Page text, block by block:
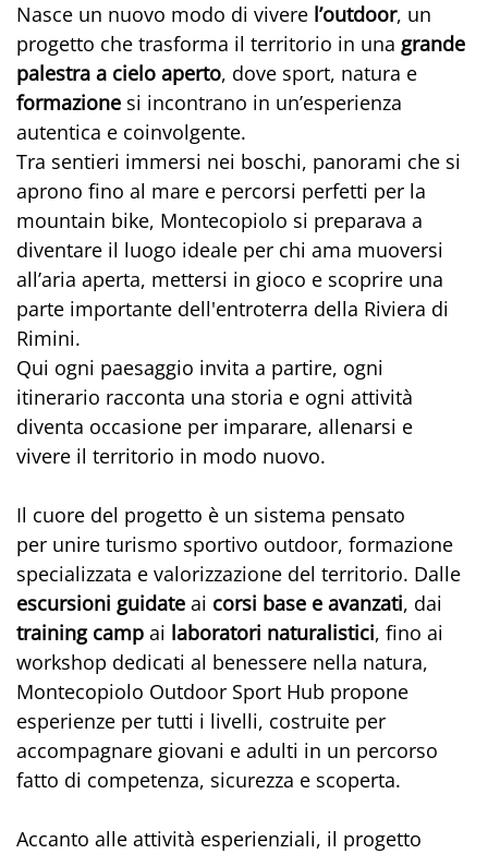
Nasce un nuovo modo di vivere l’outdoor, un
progetto che trasforma il territorio in una grande
palestra a cielo aperto, dove sport, natura e
formazione si incontrano in un’esperienza
autentica e coinvolgente.
Tra sentieri immersi nei boschi, panorami che si
aprono fino al mare e percorsi perfetti per la
mountain bike, Montecopiolo si preparava a
diventare il luogo ideale per chi ama muoversi
all’aria aperta, mettersi in gioco e scoprire una
parte importante dell'entroterra della Riviera di
Rimini.
Qui ogni paesaggio invita a partire, ogni
itinerario racconta una storia e ogni attività
diventa occasione per imparare, allenarsi e
vivere il territorio in modo nuovo.
Il cuore del progetto è un sistema pensato
per unire turismo sportivo outdoor, formazione
specializzata e valorizzazione del territorio. Dalle
escursioni guidate ai corsi base e avanzati, dai
training camp ai laboratori naturalistici, fino ai
workshop dedicati al benessere nella natura,
Montecopiolo Outdoor Sport Hub propone
esperienze per tutti i livelli, costruite per
accompagnare giovani e adulti in un percorso
fatto di competenza, sicurezza e scoperta.
Accanto alle attività esperienziali, il progetto